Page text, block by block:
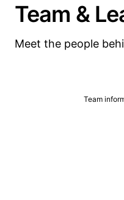
Team &
Meet the people
Team